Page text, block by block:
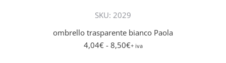
SKU: 2029
ombrello trasparente bianco Paola
4,04€- 8,50€+ iva